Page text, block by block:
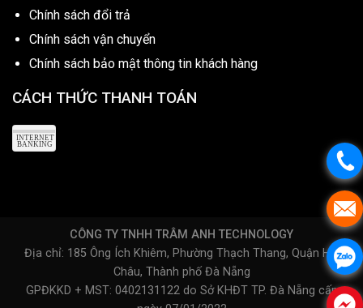
Chính sách đổi trả
Chính sách vận chuyển
Chính sách bảo mật thông tin khách hàng
CÁCH THỨC THANH TOÁN
CÔNG TY TNHH TRÂM ANH TECHNOLOGY
Địa chỉ: 185 Ông Ích Khiêm, Phường Thạch Thang, Quận Hải
Châu, Thành phố Đà Nẵng
GPĐKKD + MST: 0402131122 do Sở KHĐT TP. Đà Nẵng cấp